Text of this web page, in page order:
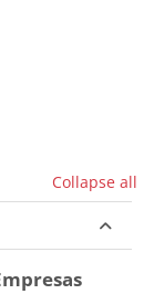
Collapse all